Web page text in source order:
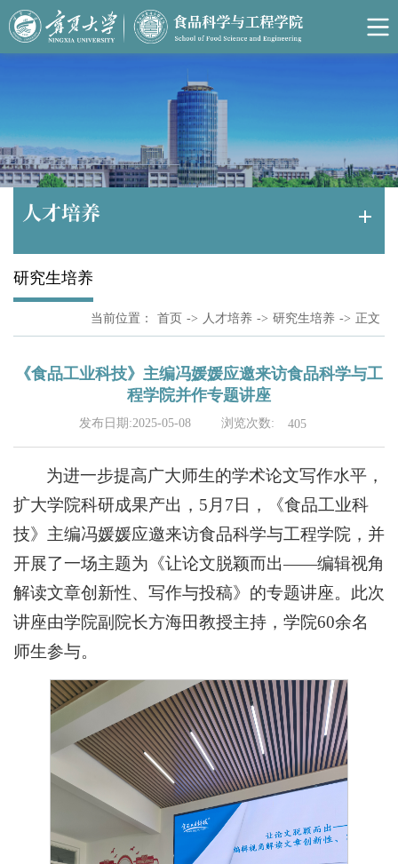
人才培养
研究生培养
当前位置： 首页 -> 人才培养 -> 研究生培养 -> 正文
《食品工业科技》主编冯媛媛应邀来访食品科学与工
程学院并作专题讲座
发布日期:2025-05-08 浏览次数: 405
为进一步提高广大师生的学术论文写作水平，
扩大学院科研成果产出，5月7日，《食品工业科
技》主编冯媛媛应邀来访食品科学与工程学院，并
开展了一场主题为《让论文脱颖而出——编辑视角
解读文章创新性、写作与投稿》的专题讲座。此次
讲座由学院副院长方海田教授主持，学院60余名
师生参与。